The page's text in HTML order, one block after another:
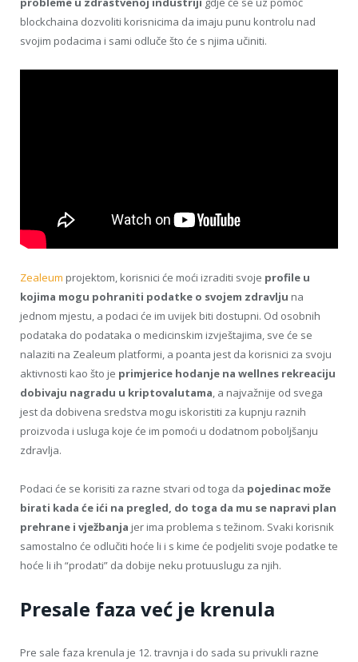
blockchaina dozvoliti korisnicima da imaju punu kontrolu nad
svojim podacima i sami odluče što će s njima učiniti.
Zealeum projektom, korisnici će moći izraditi svoje profile u
kojima mogu pohraniti podatke o svojem zdravlju na
jednom mjestu, a podaci će im uvijek biti dostupni. Od osobnih
podataka do podataka o medicinskim izvještajima, sve će se
nalaziti na Zealeum platformi, a poanta jest da korisnici za svoju
aktivnosti kao što je primjerice hodanje na wellnes rekreaciju
dobivaju nagradu u kriptovalutama, a najvažnije od svega
jest da dobivena sredstva mogu iskoristiti za kupnju raznih
proizvoda i usluga koje će im pomoći u dodatnom poboljšanju
zdravlja.
Podaci će se korisiti za razne stvari od toga da pojedinac može
birati kada će ići na pregled, do toga da mu se napravi plan
prehrane i vježbanja jer ima problema s težinom. Svaki korisnik
samostalno će odlučiti hoće li i s kime će podjeliti svoje podatke te
hoće li ih “prodati” da dobije neku protuuslugu za njih.
Presale faza već je krenula
Pre sale faza krenula je 12. travnja i do sada su privukli razne